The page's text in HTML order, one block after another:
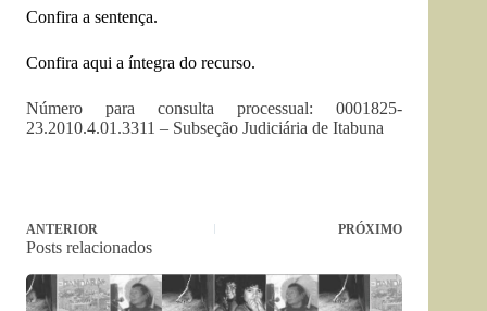
Confira a sentença.
Confira aqui a íntegra do recurso.
Número para consulta processual: 0001825-
23.2010.4.01.3311 – Subseção Judiciária de Itabuna
ANTERIOR PRÓXIMO
Posts relacionados